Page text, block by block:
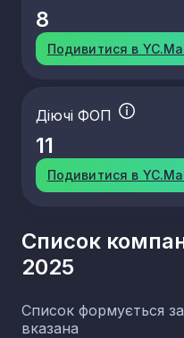
8
Подивитися в
Діючі ФОП
11
Подивитися в
Список
2025
Список формується
вказана